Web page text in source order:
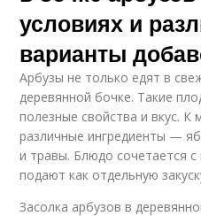
условиях и
варианты
Арбузы не только едят в
деревянной бочке. Такие
полезные свойства и вкус.
различные ингредиенты —
и травы. Блюдо сочетается
подают как отдельную
Засолка арбузов в